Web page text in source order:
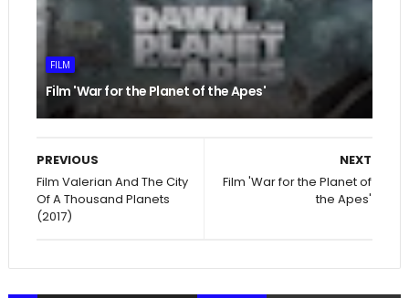
FILM
Film 'War for the Planet of the Apes'
NEXT
Film 'War for the Planet of
the Apes'
PREVIOUS
Film Valerian And The City
Of A Thousand Planets
(2017)